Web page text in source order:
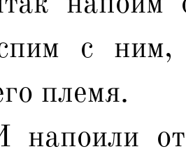
с
племя.